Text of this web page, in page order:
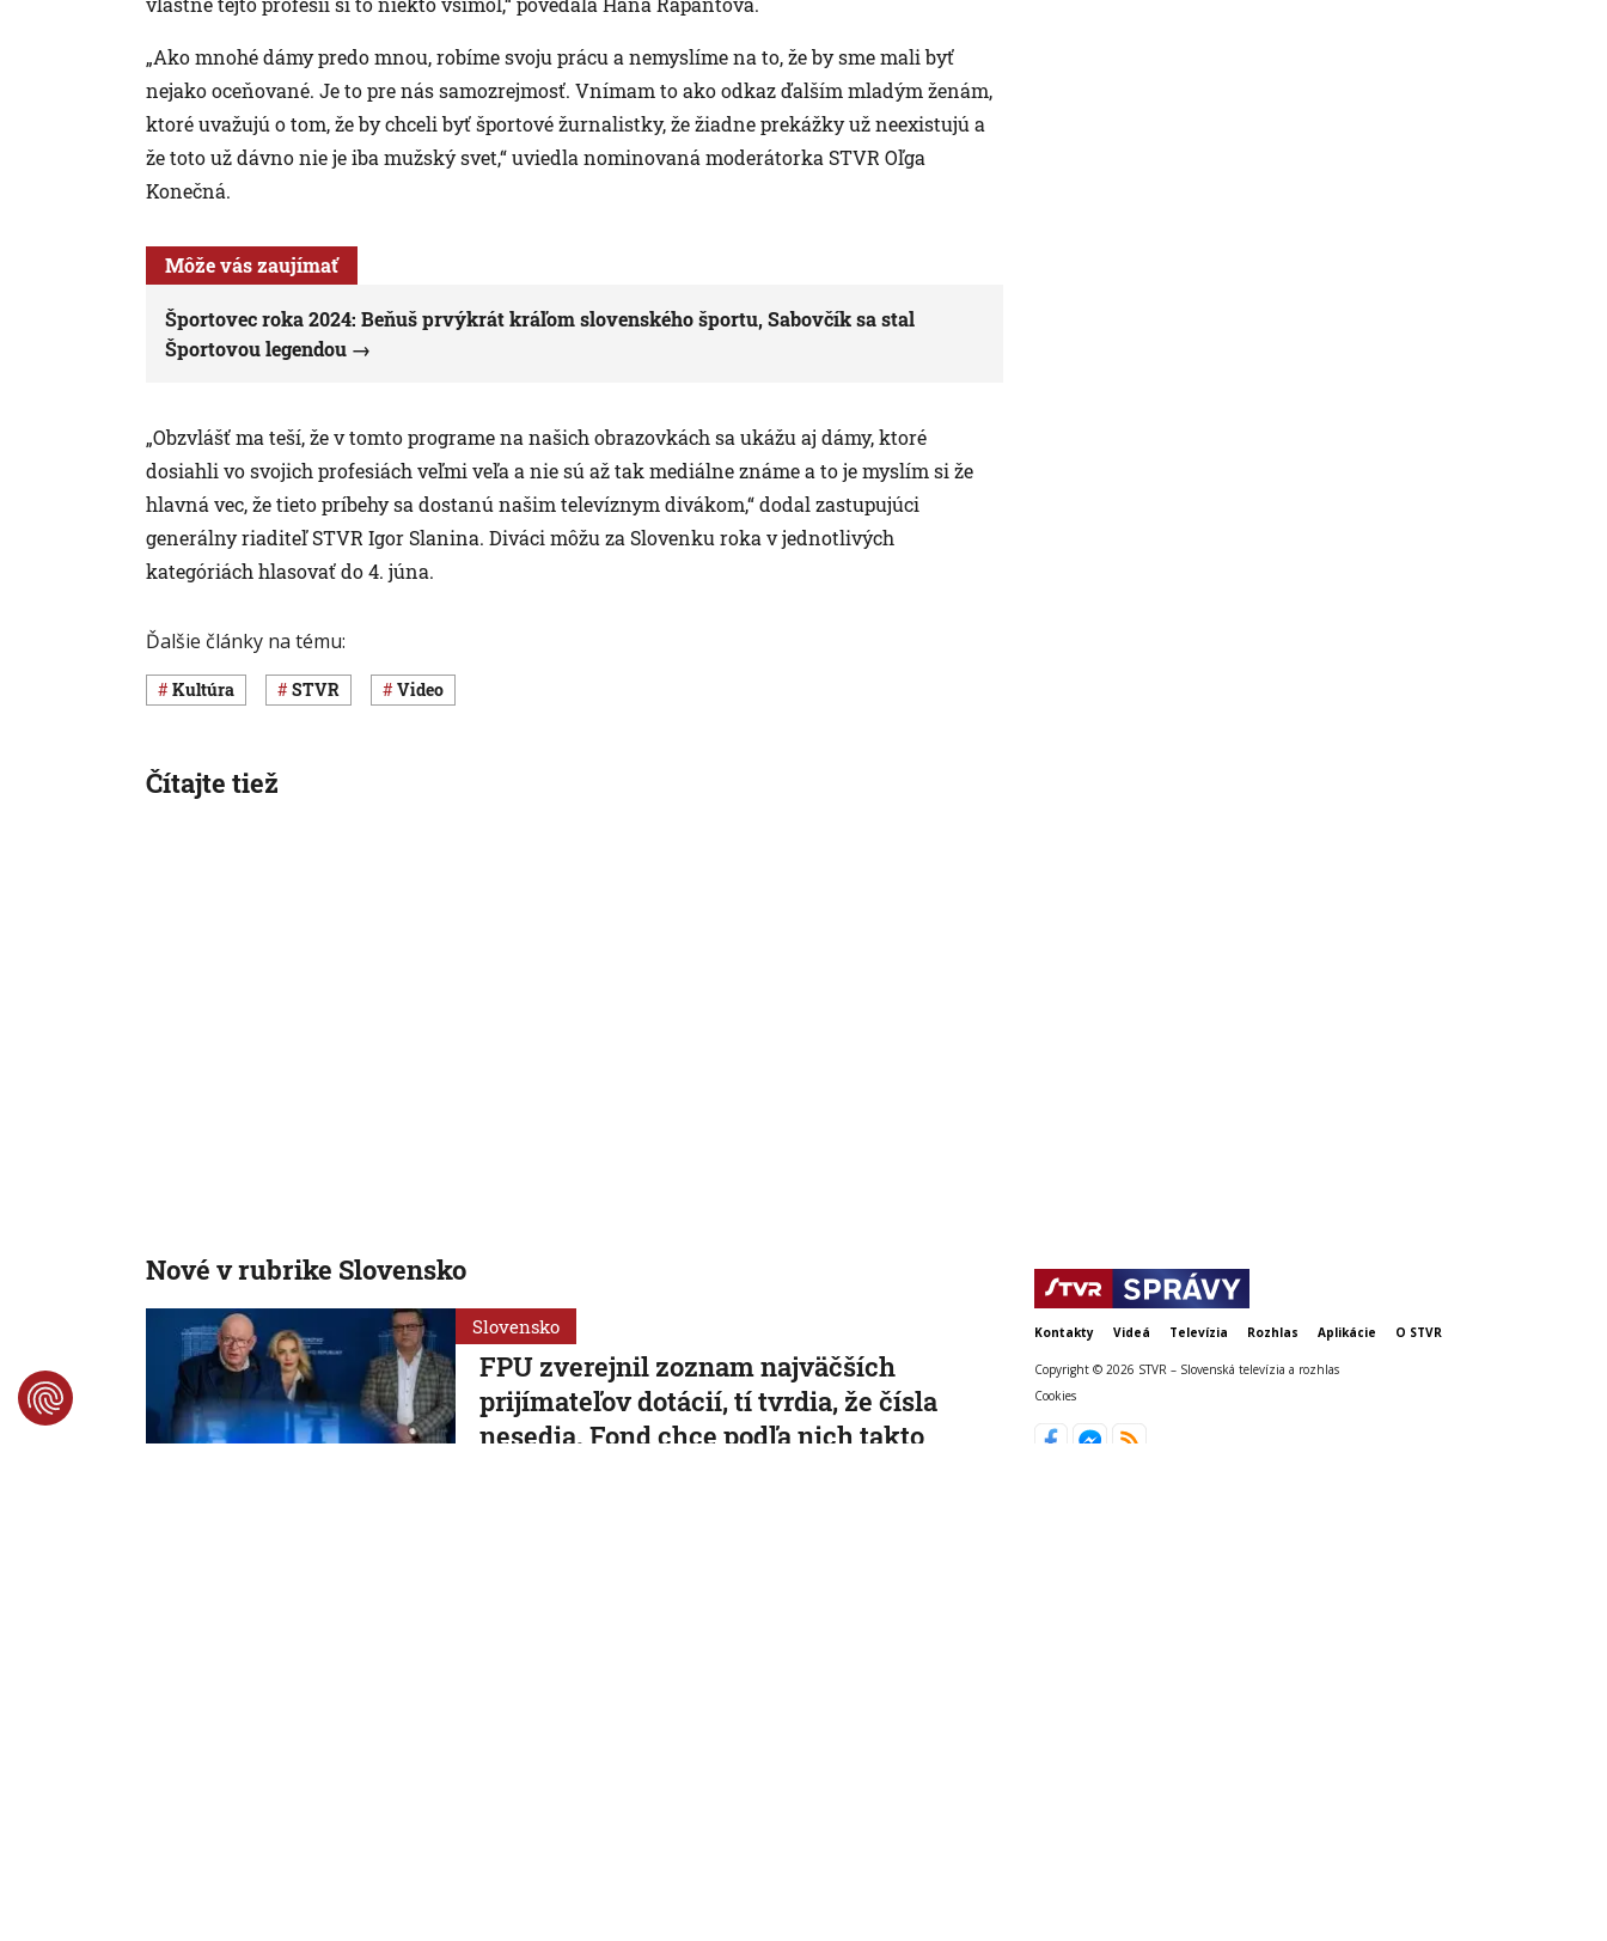
„Ako mnohé dámy predo mnou, robíme svoju prácu a nemyslíme na to, že by sme mali byť
nejako oceňované. Je to pre nás samozrejmosť. Vnímam to ako odkaz ďalším mladým ženám,
ktoré uvažujú o tom, že by chceli byť športové žurnalistky, že žiadne prekážky už neexistujú a
že toto už dávno nie je iba mužský svet,“ uviedla nominovaná moderátorka STVR Oľga
Konečná.
Môže vás zaujímať
Športovec roka 2024: Beňuš prvýkrát kráľom slovenského športu, Sabovčík sa stal
Športovou legendou
„Obzvlášť ma teší, že v tomto programe na našich obrazovkách sa ukážu aj dámy, ktoré
dosiahli vo svojich profesiách veľmi veľa a nie sú až tak mediálne známe a to je myslím si že
hlavná vec, že tieto príbehy sa dostanú našim televíznym divákom,“ dodal zastupujúci
generálny riaditeľ STVR Igor Slanina. Diváci môžu za Slovenku roka v jednotlivých
kategóriách hlasovať do 4. júna.
Ďalšie články na tému:
Kultúra STVR Video
Čítajte tiež
Nové v rubrike Slovensko
Slovensko
FPU zverejnil zoznam najväčších
prijímateľov dotácií, tí tvrdia, že čísla
nesedia. Fond chce podľa nich takto
Kontakty Videá Televízia Rozhlas Aplikácie O STVR
Copyright © 2026 STVR – Slovenská televízia a rozhlas
Cookies